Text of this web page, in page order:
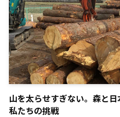
山を太らせすぎない。森と
私たちの挑戦